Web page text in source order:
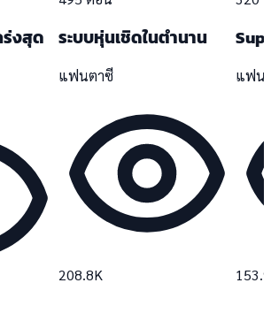
ร่งสุด
ระบบหุ่นเชิดในตำนาน
แฟนตาซี
208.8K
แฟน